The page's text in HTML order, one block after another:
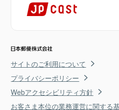
サイトのご利用について
プライバシーポリシー
Webアクセシビリティ方針
お客さま本位の業務運営に関する